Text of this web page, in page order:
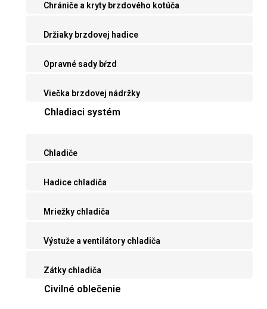
Chrániče a kryty brzdového kotúča
Držiaky brzdovej hadice
Opravné sady bŕzd
Viečka brzdovej nádržky
Chladiaci systém
Chladiče
Hadice chladiča
Mriežky chladiča
Výstuže a ventilátory chladiča
Zátky chladiča
Civilné oblečenie